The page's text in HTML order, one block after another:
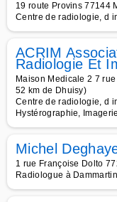
19 route Provins 77144
Centre de radiologie, d
ACRIM
Radiologie Et
Maison Medicale 2 7
52 km de Dhuisy)
Centre de radiologie, d
Hystérographie, Imagerie
Michel
1 rue Françoise Dolto
Radiologue à